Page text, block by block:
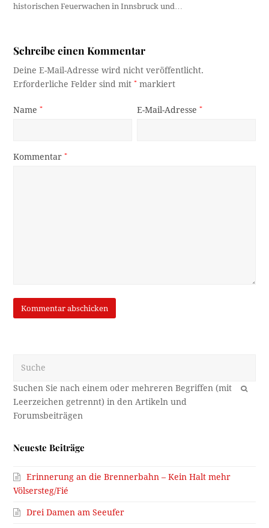
historischen Feuerwachen in Innsbruck und…
Schreibe einen Kommentar
Deine E-Mail-Adresse wird nicht veröffentlicht.
Erforderliche Felder sind mit* markiert
Name* E-Mail-Adresse*
Kommentar*
OK
Neueste Beiträge
Erinnerung an die Brennerbahn – Kein Halt mehr
Völsersteg/Fié
Drei Damen am Seeufer